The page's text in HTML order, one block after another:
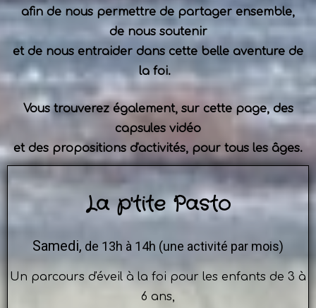
afin de nous permettre de partager ensemble,
de nous soutenir
et de nous entraider dans cette belle aventure de
la foi.
Vous trouverez également, sur cette page, des
capsules vidéo
et des propositions d'activités, pour tous les âges.
La p'tite Pasto
Samedi, de 13h à 14h (une activité par mois)
Un parcours d'éveil à la foi pour les enfants de 3 à
6 ans,